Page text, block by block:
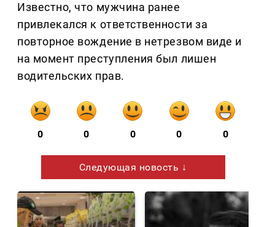
Известно, что мужчина ранее
привлекался к ответственности за
повторное вождение в нетрезвом виде и
на момент преступления был лишен
водительских прав.
0 0 0 0 0
Следующая новость ↓